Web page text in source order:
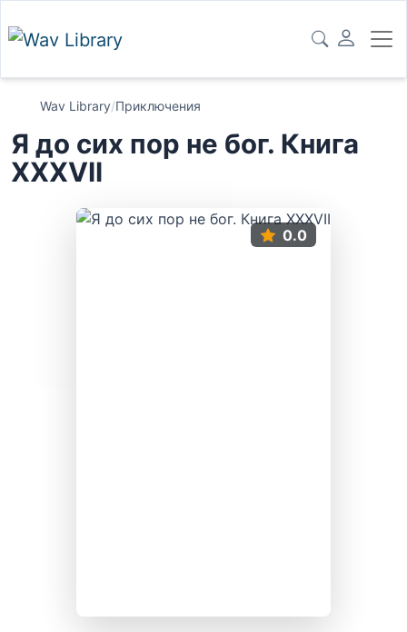
Wav Library/Приключения
Я до сих пор не бог. Книга
XXXVII
0.0